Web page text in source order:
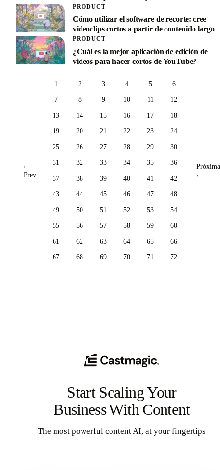
PRODUCT
Cómo utilizar el software de recorte: cree
videoclips cortos a partir de contenido largo
PRODUCT
¿Cuál es la mejor aplicación de edición de
videos para hacer cortos de YouTube?
‹
Prev
1 2 3 4 5 6
7 8 9 10 11 12
13 14 15 16 17 18
19 20 21 22 23 24
25 26 27 28 29 30
31 32 33 34 35 36
37 38 39 40 41 42
43 44 45 46 47 48
49 50 51 52 53 54
55 56 57 58 59 60
61 62 63 64 65 66
67 68 69 70 71 72
Próxima
›
Start Scaling Your
Business With Content
The most powerful content AI, at your fingertips